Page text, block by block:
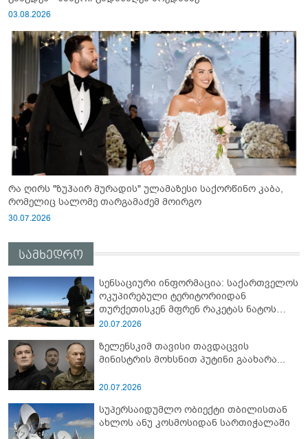
03.08.2026
რა ღირს "ზუჰაირ მურადის" ულამაზესი საქორწინო კაბა,
რომელიც სალომე თარგამაძემ მოირგო
30.07.2026
სამხედრო
სენსაციური ინფორმაცია: საქართველოს
ოკუპირებული ტერიტორიიდან
თურქეთისკენ მფრენ რაკეტას ნატოს
სამიტი კინაღამ ჩაუშლია
20.07.2026
ზელენსკიმ თავისი თავდაცვის
მინისტრის მოხსნით პუტინი გაახარა...
20.07.2026
სუპერსაიდუმლო ობიექტი თბილისთან
ახლოს ანუ კოსმოსიდან სართიჭალაში